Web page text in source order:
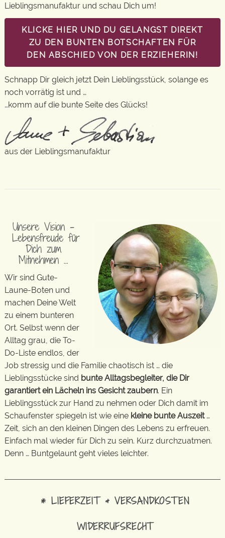
Lieblingsmanufaktur und schau Dich um!
KLICKE HIER UND DU GELANGST DIREKT
ZU DEN BUNTEN BOTSCHAFTEN FÜR
DEN ABSCHIED VON DER ERZIEHERIN!
Schnapp Dir gleich jetzt Dein Lieblingsstück, solange es
noch vorrätig ist und …
…komm auf die bunte Seite des Glücks!
aus der Lieblingsmanufaktur
Unsere Vision –
Lebensfreude für
Dich zum
Mitnehmen …
Wir sind Gute-
Laune-Boten und
machen Deine Welt
zu einem bunteren
Ort. Selbst wenn der
Alltag grau, die To-
Do-Liste endlos, der
Job stressig und die Familie chaotisch ist … die
Lieblingsstücke sind bunte Alltagsbegleiter, die Dir
garantiert ein Lächeln ins Gesicht zaubern. Ein
Lieblingsstück zur Hand zu nehmen oder Dich damit im
Schaufenster spiegeln ist wie eine kleine bunte Auszeit…
Zeit, sich an den kleinen Dingen des Lebens zu erfreuen.
Einfach mal wieder für Dich zu sein. Kurz durchzuatmen.
Denn … Buntgelaunt geht vieles leichter.
* LIEFERZEIT & VERSANDKOSTEN
WIDERRUFSRECHT